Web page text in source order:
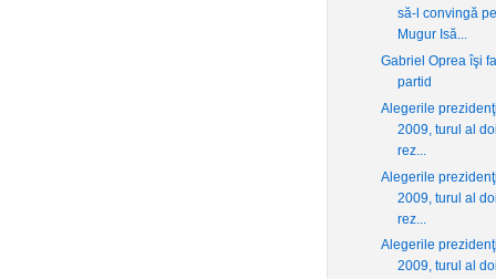
să-l convingă pe
Mugur Isă...
Gabriel Oprea îşi
partid
Alegerile
2009, turul al
rez...
Alegerile
2009, turul al
rez...
Alegerile
2009, turul al